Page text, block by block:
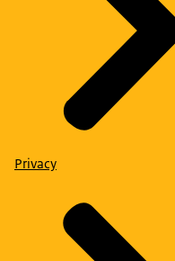
Privacy